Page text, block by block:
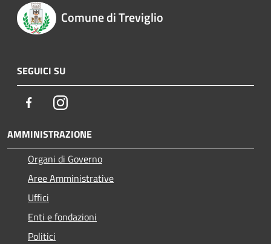
Comune di Treviglio
SEGUICI SU
FacebookInstagram
AMMINISTRAZIONE
Organi di Governo
Aree Amministrative
Uffici
Enti e fondazioni
Politici